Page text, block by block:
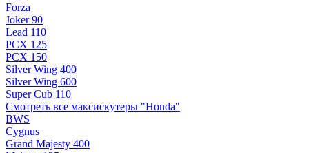
Forza
Joker 90
Lead 110
PCX 125
PCX 150
Silver Wing 400
Silver Wing 600
Super Cub 110
Смотреть все максискутеры "Honda"
BWS
Cygnus
Grand Majesty 400